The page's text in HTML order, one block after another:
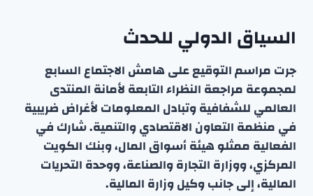
السياق الدولي للحدث
جرت مراسم التوقيع على هامش الاجتماع السابع
لمجموعة مراجعة النظراء التابعة لأمانة المنتدى
العالمي للشفافية وتبادل المعلومات لأغراض ضريبية
في منظمة التعاون الاقتصادي والتنمية. شارك في
الفعالية ممثلو هيئة أسواق المال، وبنك الكويت
المركزي، ووزارة التجارة والصناعة، ووحدة التحريات
المالية، إلى جانب وكيل وزارة المالية.